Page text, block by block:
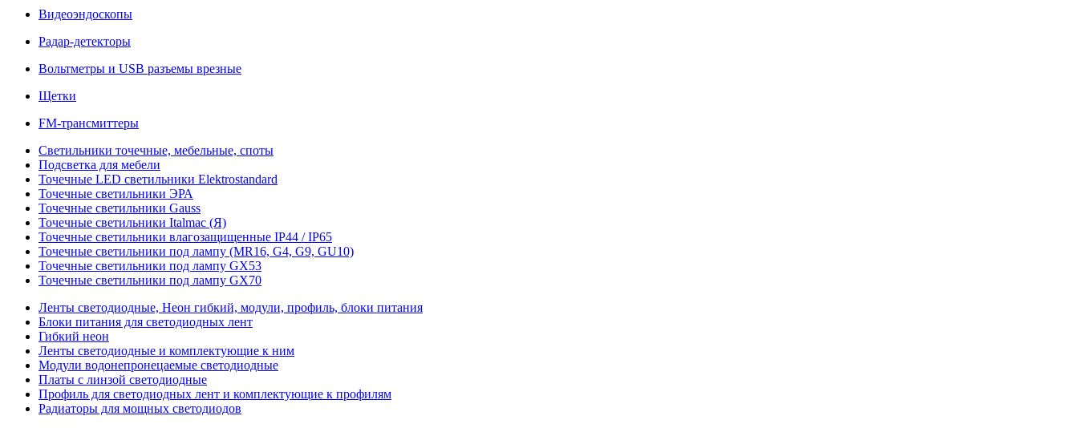
Видеоэндоскопы
Радар-детекторы
Вольтметры и USB разъемы врезные
Щетки
FM-трансмиттеры
Светильники точечные, мебельные, споты
Подсветка для мебели
Точечные LED светильники Elektrostandard
Точечные светильники ЭРА
Точечные светильники Gauss
Точечные светильники Italmac (Я)
Точечные светильники влагозащищенные IP44 / IP65
Точечные светильники под лампу (MR16, G4, G9, GU10)
Точечные светильники под лампу GX53
Точечные светильники под лампу GX70
Ленты светодиодные, Неон гибкий, модули, профиль, блоки питания
Блоки питания для светодиодных лент
Гибкий неон
Ленты светодиодные и комплектующие к ним
Модули водонепронецаемые светодиодные
Платы с линзой светодиодные
Профиль для светодиодных лент и комплектующие к профилям
Радиаторы для мощных светодиодов